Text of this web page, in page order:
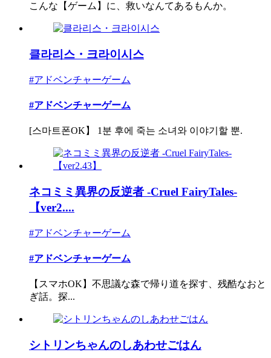
こんな【ゲーム】に、救いなんてあるもんか。
클라리스・크라이시스
#アドベンチャーゲーム
#アドベンチャーゲーム
[스마트폰OK】 1분 후에 죽는 소녀와 이야기할 뿐.
ネコミミ異界の反逆者 -Cruel FairyTales-
【ver2....
#アドベンチャーゲーム
#アドベンチャーゲーム
【スマホOK】不思議な森で帰り道を探す、残酷なおと
ぎ話。探...
シトリンちゃんのしあわせごはん